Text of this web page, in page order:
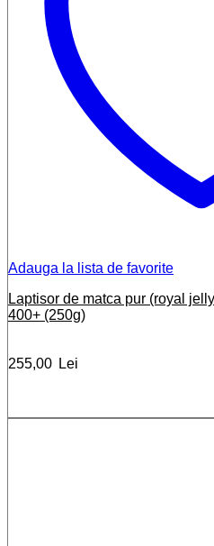
Adauga la lista de favorite
Laptisor de matca pur (royal
400+ (250g)
255,00 Lei